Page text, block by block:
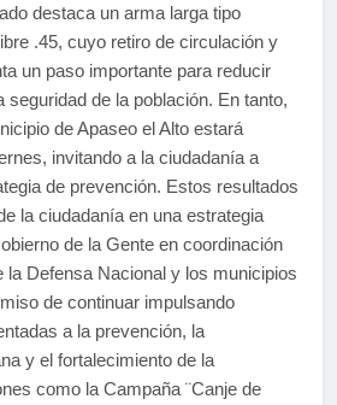
destaca un arma larga tipo
.45, cuyo retiro de circulación y
un paso importante para reducir
seguridad de la población. En tanto,
de Apaseo el Alto estará
invitando a la ciudadanía a
de prevención. Estos resultados
la ciudadanía en una estrategia
de la Gente en coordinación
la Defensa Nacional y los municipios
de continuar impulsando
a la prevención, la
y el fortalecimiento de la
como la Campaña ¨Canje de